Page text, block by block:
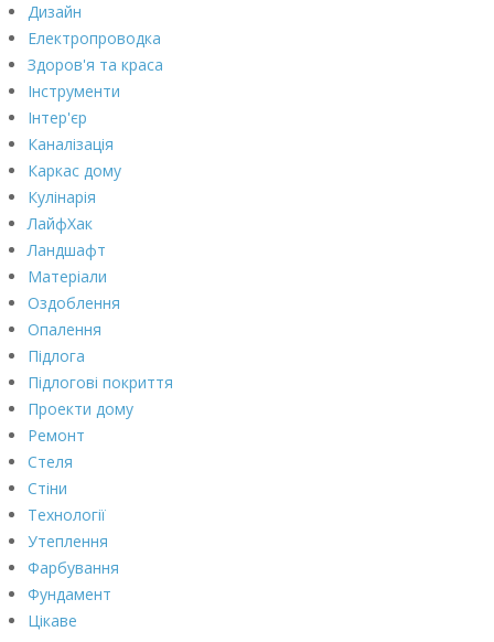
Дизайн
Електропроводка
Здоров'я та краса
Інструменти
Інтер'єр
Каналізація
Каркас дому
Кулінарія
ЛайфХак
Ландшафт
Матеріали
Оздоблення
Опалення
Підлога
Підлогові покриття
Проекти дому
Ремонт
Стеля
Стіни
Технології
Утеплення
Фарбування
Фундамент
Цікаве